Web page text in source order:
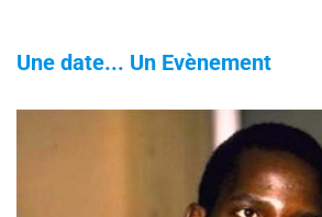
Une date... Un Evènement